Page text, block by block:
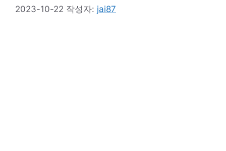
2023-10-22 작성자: jai87